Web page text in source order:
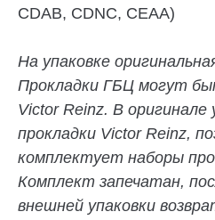
CDAB, CDNC, CEAA)
На упаковке
Прокладки ГБЦ могут
Victor Reinz. В
прокладки Victor Reinz,
комплектует наборы
Комплект запечатан,
внешней упаковки